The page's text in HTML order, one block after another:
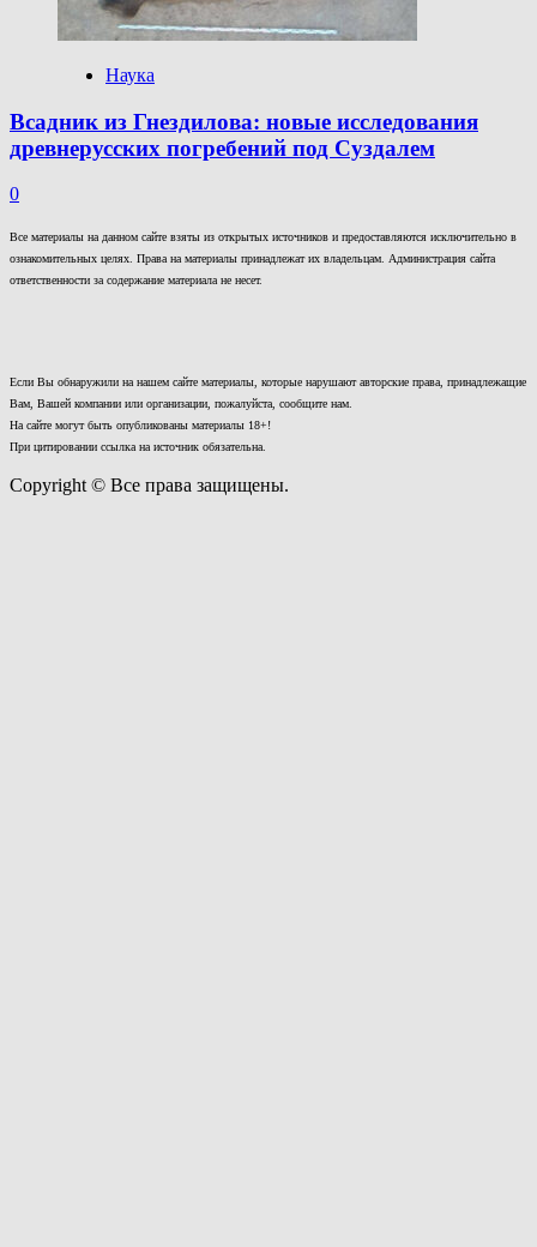
Наука
Всадник из Гнездилова: новые исследования
древнерусских погребений под Суздалем
0
Все материалы на данном сайте взяты из открытых источников и предоставляются исключительно в
ознакомительных целях. Права на материалы принадлежат их владельцам. Администрация сайта
ответственности за содержание материала не несет.
Если Вы обнаружили на нашем сайте материалы, которые нарушают авторские права, принадлежащие
Вам, Вашей компании или организации, пожалуйста, сообщите нам.
На сайте могут быть опубликованы материалы 18+!
При цитировании ссылка на источник обязательна.
Copyright © Все права защищены.